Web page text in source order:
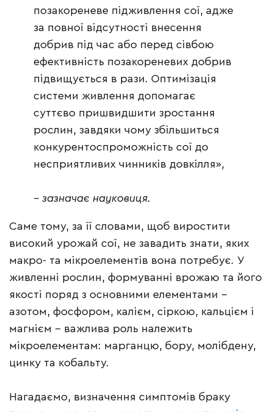
позакореневе підживлення сої, адже
за повної відсутності внесення
добрив під час або перед сівбою
ефективність позакореневих добрив
підвищується в рази. Оптимізація
системи живлення допомагає
суттєво пришвидшити зростання
рослин, завдяки чому збільшиться
конкурентоспроможність сої до
несприятливих чинників довкілля»,
– зазначає науковиця.
Саме тому, за її словами, щоб виростити
високий урожай сої, не завадить знати, яких
макро- та мікроелементів вона потребує. У
живленні рослин, формуванні врожаю та його
якості поряд з основними елементами –
азотом, фосфором, калієм, сіркою, кальцієм і
магнієм – важлива роль належить
мікроелементам: марганцю, бору, молібдену,
цинку та кобальту.
Нагадаємо, визначення симптомів браку